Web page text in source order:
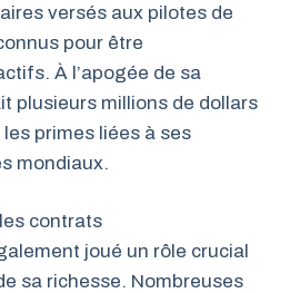
versés aux pilotes de
pour être
À l’apogée de sa
plusieurs millions de dollars
primes liées à ses
mondiaux.
contrats
joué un rôle crucial
sa richesse. Nombreuses